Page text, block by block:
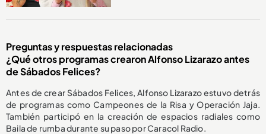
Preguntas y respuestas relacionadas
¿Qué otros programas crearon Alfonso Lizarazo antes
de Sábados Felices?
Antes de crear Sábados Felices, Alfonso Lizarazo estuvo detrás
de programas como Campeones de la Risa y Operación Jaja.
También participó en la creación de espacios radiales como
Baila de rumba durante su paso por Caracol Radio.